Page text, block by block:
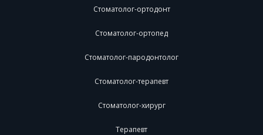
Стоматолог-ортодонт
Стоматолог-ортопед
Стоматолог-пародонтолог
Стоматолог-терапевт
Стоматолог-хирург
Терапевт